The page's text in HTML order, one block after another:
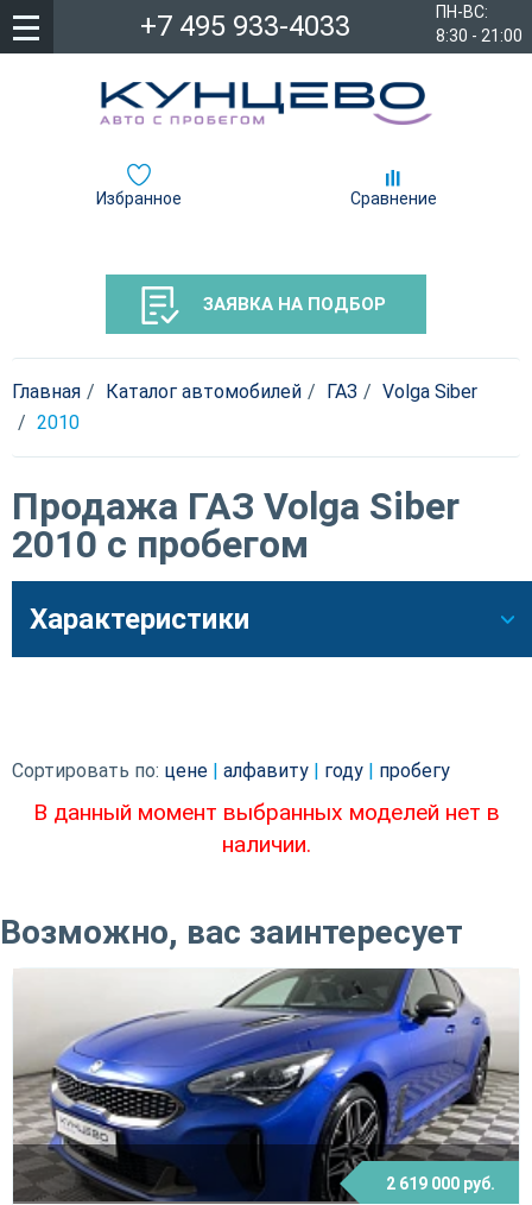
ПН-ВС:
8:30 - 21:00
+7 495 933-4033
Избранное Сравнение
ЗАЯВКА НА ПОДБОР
Главная Каталог автомобилей ГАЗ
Volga Siber
2010
Продажа ГАЗ Volga Siber
2010 с пробегом
Характеристики
Сортировать по: цене алфавиту году пробегу
В данный момент выбранных моделей нет в
наличии.
Возможно, вас заинтересует
2 619 000 руб.